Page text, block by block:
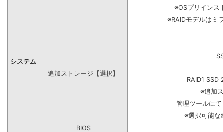
システム
※OSプリインス
※RAIDモデルはミ
追加ストレージ【選択】
RAID1 SSD
※追加
管理ツールに
※選択可能な
BIOS